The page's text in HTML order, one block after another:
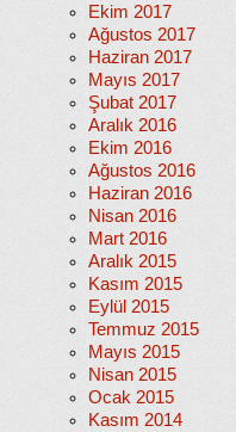
Ekim 2017
Ağustos 2017
Haziran 2017
Mayıs 2017
Şubat 2017
Aralık 2016
Ekim 2016
Ağustos 2016
Haziran 2016
Nisan 2016
Mart 2016
Aralık 2015
Kasım 2015
Eylül 2015
Temmuz 2015
Mayıs 2015
Nisan 2015
Ocak 2015
Kasım 2014